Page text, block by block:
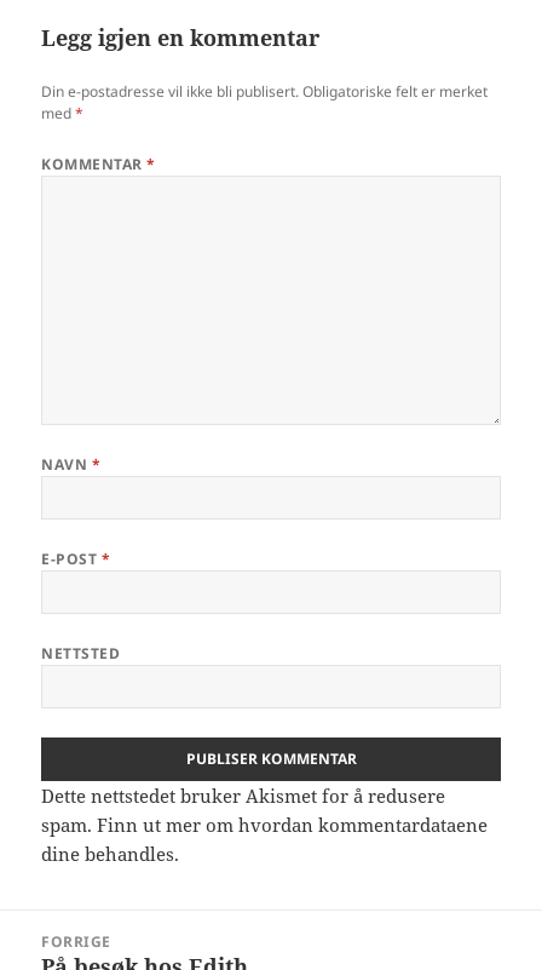
Legg igjen en kommentar
Din e-postadresse vil ikke bli publisert. Obligatoriske felt er merket
med*
KOMMENTAR*
NAVN *
E-POST *
NETTSTED
Dette nettstedet bruker Akismet for å redusere
spam.Finn ut mer om hvordan kommentardataene
dine behandles.
FORRIGE